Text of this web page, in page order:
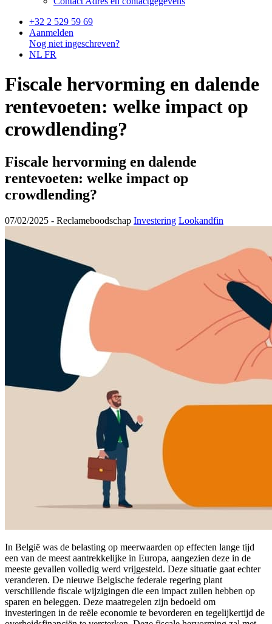
+32 2 529 59 69
Aanmelden
Nog niet ingeschreven?
NL FR
Fiscale hervorming en dalende
rentevoeten: welke impact op
crowdlending?
Fiscale hervorming en dalende
rentevoeten: welke impact op
crowdlending?
07/02/2025 - Reclameboodschap Investering Lookandfin
In België was de belasting op meerwaarden op effecten lange tijd
een van de meest aantrekkelijke in Europa, aangezien deze in de
meeste gevallen volledig werd vrijgesteld. Deze situatie gaat echter
veranderen. De nieuwe Belgische federale regering plant
verschillende fiscale wijzigingen die een impact zullen hebben op
sparen en beleggen. Deze maatregelen zijn bedoeld om
investeringen in de reële economie te bevorderen en tegelijkertijd de